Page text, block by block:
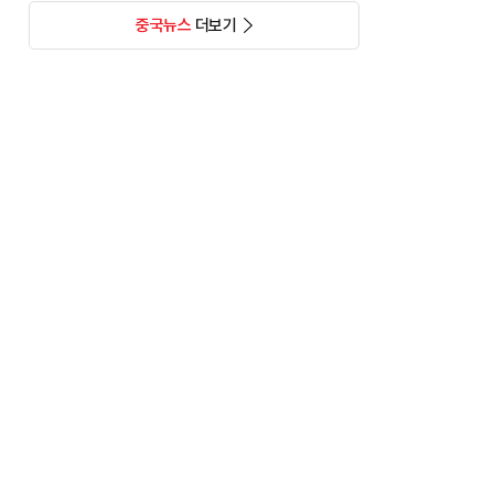
중국뉴스더보기